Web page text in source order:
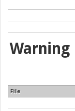
Warning
File